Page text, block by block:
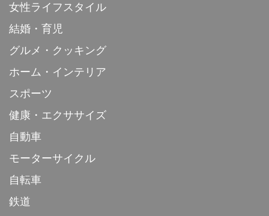
女性ライフスタイル
結婚・育児
グルメ・クッキング
ホーム・インテリア
スポーツ
健康・エクササイズ
自動車
モーターサイクル
自転車
鉄道